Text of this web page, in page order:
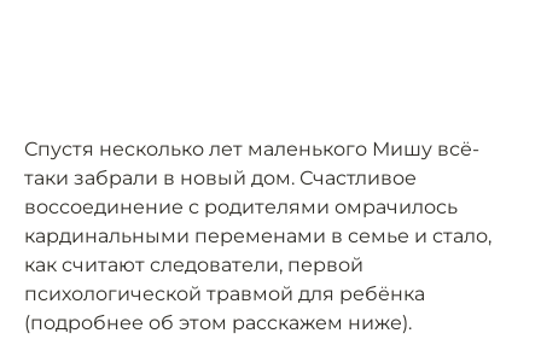
Спустя несколько лет маленького Мишу всё-
таки забрали в новый дом. Счастливое
воссоединение с родителями омрачилось
кардинальными переменами в семье и стало,
как считают следователи, первой
психологической травмой для ребёнка
(подробнее об этом расскажем ниже).